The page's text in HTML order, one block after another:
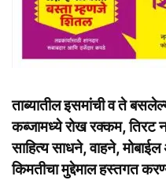
ताब्यातील इसमांची व ते
कब्जामध्ये रोख रक्कम, तिरट
साहित्य साधने, वाहने,
किमतीचा मुद्देमाल हस्तगत